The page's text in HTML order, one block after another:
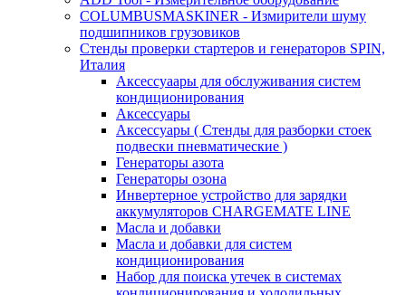
COLUMBUSMASKINER - Измирители шуму
подшипников грузовиков
Стенды проверки стартеров и генераторов SPIN,
Италия
Аксессуаары для обслуживания систем
кондиционирования
Аксессуары
Аксессуары ( Стенды для разборки стоек
подвески пневматические )
Генераторы азота
Генераторы озона
Инвертерное устройство для зарядки
аккумуляторов CHARGEMATE LINE
Масла и добавки
Масла и добавки для систем
кондиционирования
Набор для поиска утечек в системах